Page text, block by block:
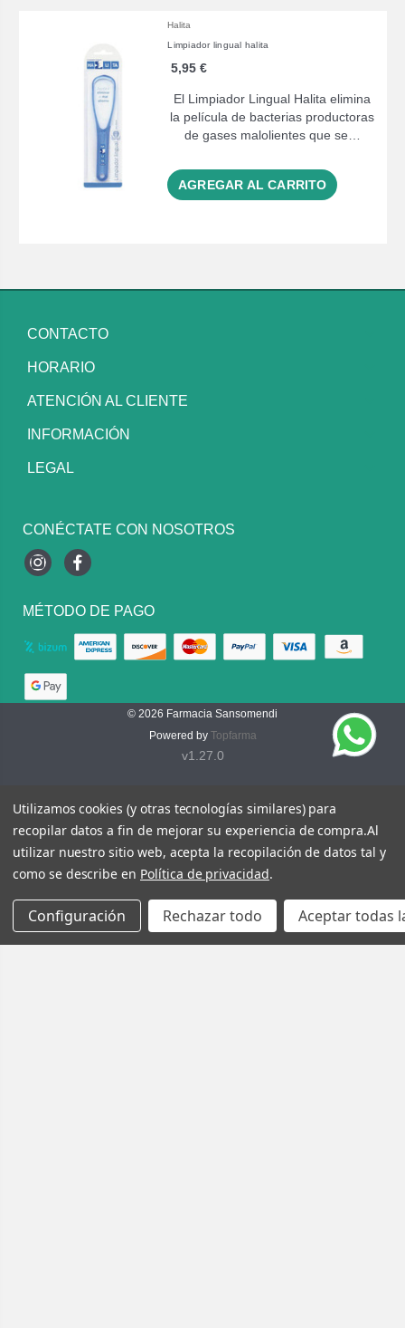
Halita
Limpiador lingual halita
5,95 €
El Limpiador Lingual Halita elimina
la película de bacterias productoras
de gases malolientes que se…
AGREGAR AL CARRITO
CONTACTO
HORARIO
ATENCIÓN AL CLIENTE
INFORMACIÓN
LEGAL
CONÉCTATE CON NOSOTROS
InstagramFacebook
MÉTODO DE PAGO
© 2026 Farmacia Sansomendi
Powered by Topfarma
v1.27.0
Utilizamos cookies (y otras tecnologías similares) para
recopilar datos a fin de mejorar su experiencia de compra.Al
utilizar nuestro sitio web, acepta la recopilación de datos tal y
como se describe en Política de privacidad.
Configuración Rechazar todo Aceptar todas